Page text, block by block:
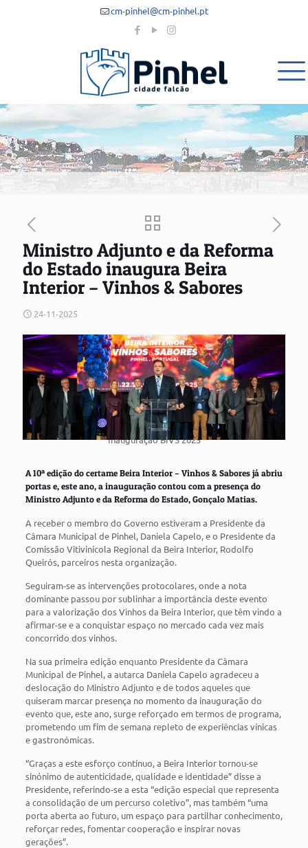
cm-pinhel@cm-pinhel.pt
Ministro Adjunto e da Reforma
do Estado inaugura Beira
Interior – Vinhos & Sabores
24-11-2025
Inauguração BIVS 2025
A 10ª edição do certame Beira Interior – Vinhos & Sabores já abriu
portas e, este ano, a inauguração contou com a presença do
Ministro Adjunto e da Reforma do Estado, Gonçalo Matias.
A receber o membro do Governo estiveram a Presidente da
Câmara Municipal de Pinhel, Daniela Capelo, e o Presidente da
Comissão Vitivinícola Regional da Beira Interior, Rodolfo
Queirós, parceiros nesta organização.
Seguiram-se as intervenções protocolares, onde a nota
dominante passou por sublinhar a importância deste evento
para a valorização dos Vinhos da Beira Interior, que têm vindo a
afirmar-se e a conquistar espaço no mercado cada vez mais
concorrido dos vinhos.
Na sua primeira edição enquanto Presidente da Câmara
Municipal de Pinhel, a autarca Daniela Capelo agradeceu a
deslocação do Ministro Adjunto e de todos aqueles que
quiseram marcar presença no momento da inauguração do
evento que, este ano, surge reforçado em termos de programa,
prometendo um fim de semana repleto de experiências vínicas
e gastronómicas.
“Graças a este esforço contínuo, a Beira Interior tornou-se
sinónimo de autenticidade, qualidade e identidade” disse a
Presidente, referindo-se a esta “edição especial que representa
a consolidação de um percurso coletivo”, mas também “uma
porta aberta ao futuro, um espaço para partilhar conhecimento,
reforçar redes, fomentar cooperação e inspirar novas
gerações”.